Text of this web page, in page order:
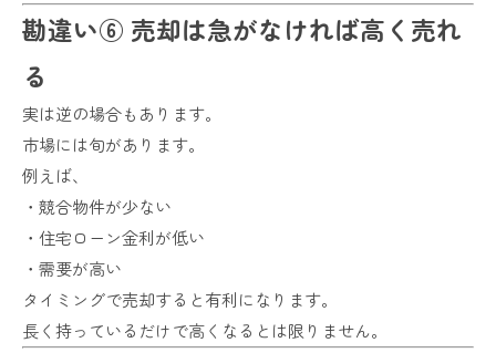
勘違い⑥ 売却は急がなければ高く売れ
る
実は逆の場合もあります。
市場には旬があります。
例えば、
・競合物件が少ない
・住宅ローン金利が低い
・需要が高い
タイミングで売却すると有利になります。
長く持っているだけで高くなるとは限りません。